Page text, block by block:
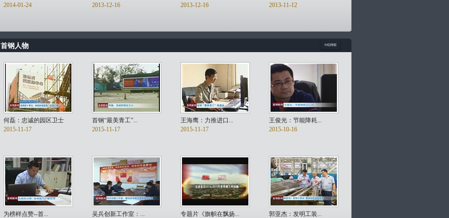
2014-01-24
2013-12-16
2013-12-16
2013-11-12
首钢人物
何磊：忠诚的园区卫士
2015-11-17
首钢“最美青工”...
2015-11-17
王海鹰：力推进口...
2015-11-17
王俊光：节能降耗...
2015-10-16
为榜样点赞--首...
吴兵创新工作室：...
专题片《旗帜在飘扬...
郭亚杰：发明工装...